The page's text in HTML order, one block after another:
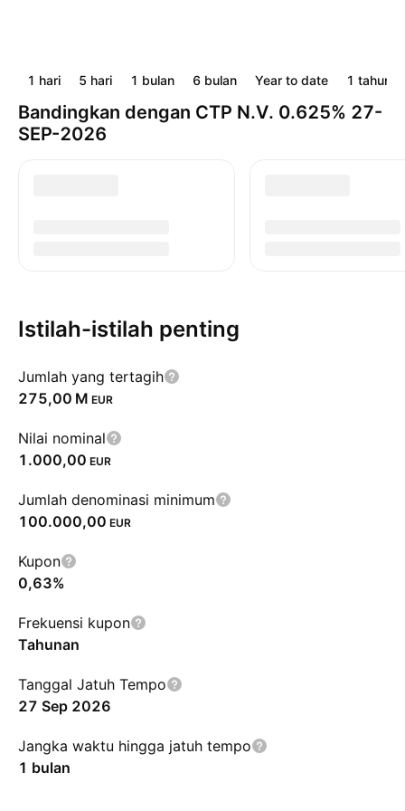
1 hari 5 hari 1 bulan 6 bulan Year to date 1 tahun
Bandingkan dengan CTP N.V. 0.625% 27-
SEP-2026
Istilah-istilah penting
Jumlah yang tertagih
‪275,00 M‬ EUR
Nilai nominal
1.000,00 EUR
Jumlah denominasi minimum
100.000,00 EUR
Kupon
0,63%
Frekuensi kupon
Tahunan
Tanggal Jatuh Tempo
27 Sep 2026
Jangka waktu hingga jatuh tempo
1 bulan